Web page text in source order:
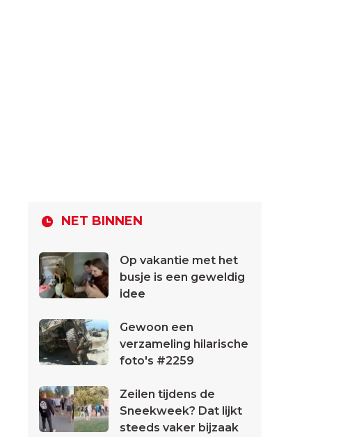
NET BINNEN
Op vakantie met het
busje is een geweldig
idee
Gewoon een
verzameling hilarische
foto's #2259
Zeilen tijdens de
Sneekweek? Dat lijkt
steeds vaker bijzaak